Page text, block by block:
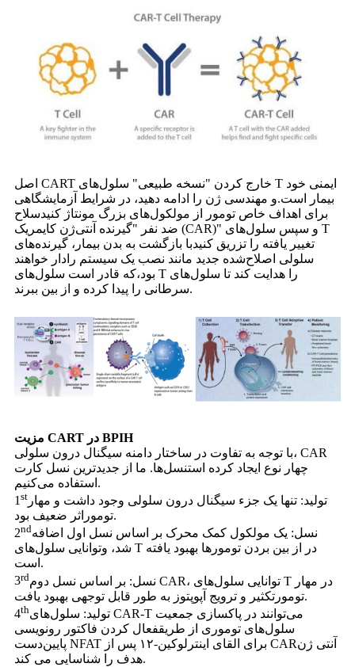
اصل CART خارج کردن "نسخه طبیعی" سلول‌های T ایمنی خود
بیمار است.و مهندسی ژن را ادامه دهید، در شرایط آزمایشگاهی
برای اهداف خاص تومور از مولکول‌های بزرگ مونتاژ کنیدسلاح
ضد نفر "گیرنده آنتی‌ژن کایمریک (CAR)" و سپس سلول‌های T
تغییر یافته را تزریق کنیدبا بازگشت به بدن بیمار، گیرنده‌های
سلولی اصلاح‌شده جدید مانند نصب یک سیستم رادار خواهند
بود،که قادر است سلول‌های T را هدایت کند تا سلول‌های
سرطانی را پیدا کرده و از بین ببرند.
مزیت CART در BPIH
با توجه به تفاوت در ساختار دامنه سیگنال درون سلولی، CAR
چهار نوع ایجاد کرده استنسل‌ها. ما از جدیدترین نسل کارت
استفاده می‌کنیم.
1 st تولید: تنها یک جزء سیگنال درون سلولی وجود داشت و مهار
توموراثر ضعیف بود.
2ndنسل: یک مولکول کمک محرک بر اساس نسل اول اضافه
شد، وتوانایی سلول‌های T در از بین بردن تومورها بهبود یافته
است.
3rdنسل: بر اساس نسل دوم CAR، توانایی سلول‌های T در مهار
تومورتکثیر و ترویج آپوپتوز به طور قابل توجهی بهبود یافت.
4thتولید: سلول‌های CAR-T می‌توانند در پاکسازی جمعیت
سلول‌های توموری از طریقفعال کردن فاکتور رونویسی
پایین‌دست NFAT برای القای اینترلوکین-۱۲ پس از CARآنتی ژن
هدف را شناسایی می کند.